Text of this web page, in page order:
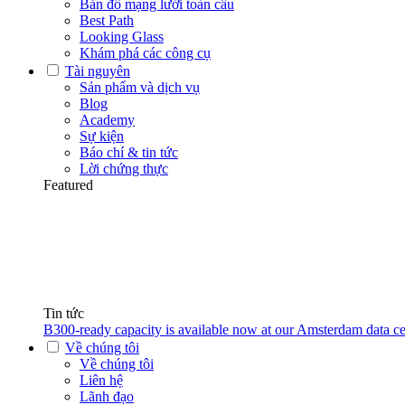
Bản đồ mạng lưới toàn cầu
Best Path
Looking Glass
Khám phá các công cụ
Tài nguyên
Sản phẩm và dịch vụ
Blog
Academy
Sự kiện
Báo chí & tin tức
Lời chứng thực
Featured
Tin tức
B300-ready capacity is available now at our Amsterdam data
Về chúng tôi
Về chúng tôi
Liên hệ
Lãnh đạo